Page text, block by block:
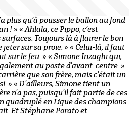
plus qu’à pousser le ballon au fond
! » «Ahlala, ce Pippo, c’est
Toujours là à flairer le bon
jeter sur sa proie. » « Celui-là, il faut
sur le feu. » « Simone Inzaghi qui,
au poste d’avant-centre. »
que son frère, mais c’était un
» « D’ailleurs, Simone tient un
n’a pas, puisqu’il fait partie de ces
quadruplé en Ligue des champions.
Et Stéphane Porato et